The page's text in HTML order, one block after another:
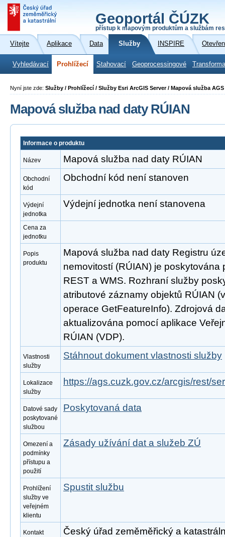
Geoportál ČÚZK
přístup k mapovým produktům a službám
Vítejte Aplikace Data Služby INSPIRE
Vyhledávací Prohlížecí Stahovací Geoprocessingové
Nyní jste zde: Služby / Prohlížecí / Služby Esri ArcGIS Server / Mapová služba
Mapová služba nad daty RÚIAN
Informace o produktu
Název Mapová služba nad daty RÚIAN
Obchodní
kód
Obchodní kód není stanoven
Výdejní
jednotka
Výdejní jednotka není stanovena
Cena za
jednotku
Popis
produktu
Mapová služba nad daty Registru
nemovitostí (RÚIAN) je poskytována
REST a WMS. Rozhraní služby
atributové záznamy objektů RÚIAN
operace GetFeatureInfo). Zdrojová
aktualizována pomocí aplikace
RÚIAN (VDP).
Vlastnosti
služby
Stáhnout dokument vlastnosti služby
Lokalizace
služby
https://ags.cuzk.gov.cz/arcgis/rest/
Datové sady
poskytované
službou
Poskytovaná data
Omezení a
podmínky
přístupu a
použití
Zásady užívání dat a služeb ZÚ
Prohlížení
služby ve
veřejném
klientu
Spustit službu
Kontakt
Český úřad zeměměřický a